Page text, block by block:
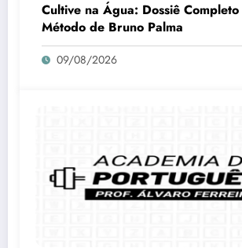
Cultive na Água: Dossiê
Método de Bruno Palma
09/08/2026